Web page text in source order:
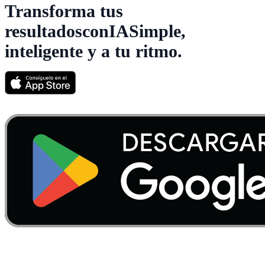
Transforma tus
resultadosconIASimple,
inteligente y a tu ritmo.